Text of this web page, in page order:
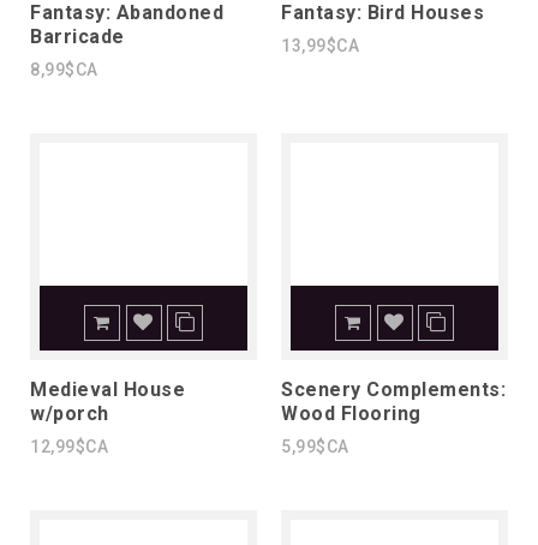
Fantasy: Abandoned
Barricade
8,99$CA
Fantasy: Bird Houses
13,99$CA
Medieval House
w/porch
12,99$CA
Scenery Complements:
Wood Flooring
5,99$CA